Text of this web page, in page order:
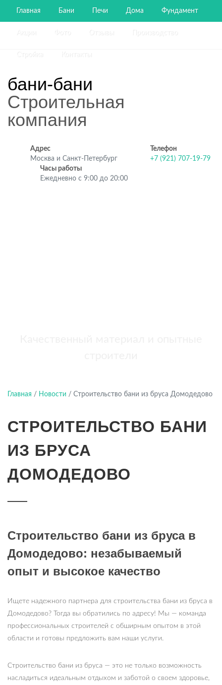
Главная Бани Печи Дома Фундамент
бани-бани
Строительная
компания
Адрес
Москва и Санкт-Петербург
Телефон
+7 (921) 707-19-79
Часы работы
Ежедневно с 9:00 до 20:00
Главная / Новости / Строительство бани из бруса Домодедово
СТРОИТЕЛЬСТВО БАНИ
ИЗ БРУСА
ДОМОДЕДОВО
Строительство бани из бруса в
Домодедово: незабываемый
опыт и высокое качество
Ищете надежного партнера для строительства бани из бруса в
Домодедово? Тогда вы обратились по адресу! Мы — команда
профессиональных строителей с обширным опытом в этой
области и готовы предложить вам наши услуги.
Строительство бани из бруса — это не только возможность
насладиться идеальным отдыхом и заботой о своем здоровье,